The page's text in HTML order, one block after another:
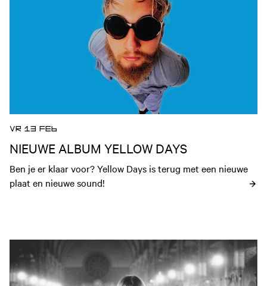
VR 13 FEB
NIEUWE ALBUM YELLOW DAYS
Ben je er klaar voor? Yellow Days is terug met een nieuwe
plaat en nieuwe sound!
Open nieuws artikel